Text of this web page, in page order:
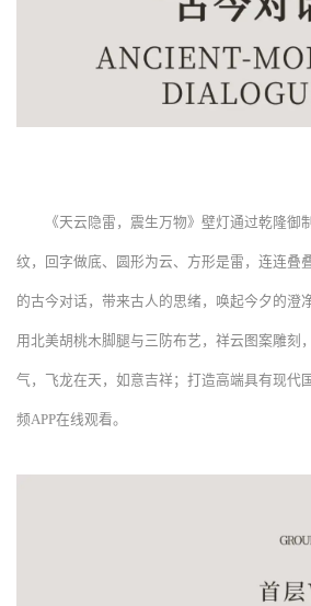
《天云隐雷，震生万物》壁灯通过乾隆御
纹，回字做底、圆形为云、方形是雷，连连叠
的古今对话，带来古人的思绪，唤起今夕的澄
用北美胡桃木脚腿与三防布艺，祥云图案雕刻
气，飞龙在天，如意吉祥；打造高端具有现代
频APP在线观看。